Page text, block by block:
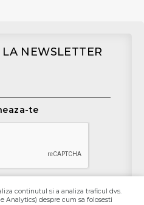
NEWSLETTER
te
continutul si a analiza traficul dvs.
Analytics) despre cum sa folosesti